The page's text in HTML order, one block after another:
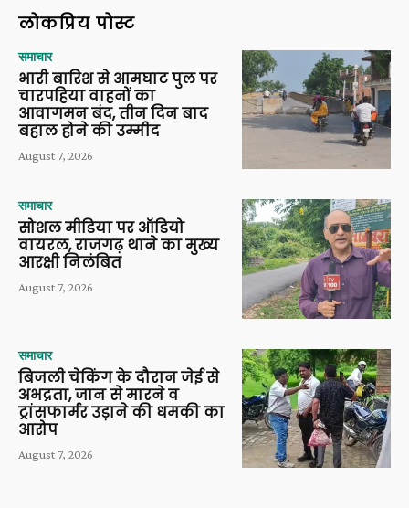
लोकप्रिय पोस्ट
समाचार
भारी बारिश से आमघाट पुल पर
चारपहिया वाहनों का
आवागमन बंद, तीन दिन बाद
बहाल होने की उम्मीद
August 7, 2026
समाचार
सोशल मीडिया पर ऑडियो
वायरल, राजगढ़ थाने का मुख्य
आरक्षी निलंबित
August 7, 2026
समाचार
बिजली चेकिंग के दौरान जेई से
अभद्रता, जान से मारने व
ट्रांसफार्मर उड़ाने की धमकी का
आरोप
August 7, 2026